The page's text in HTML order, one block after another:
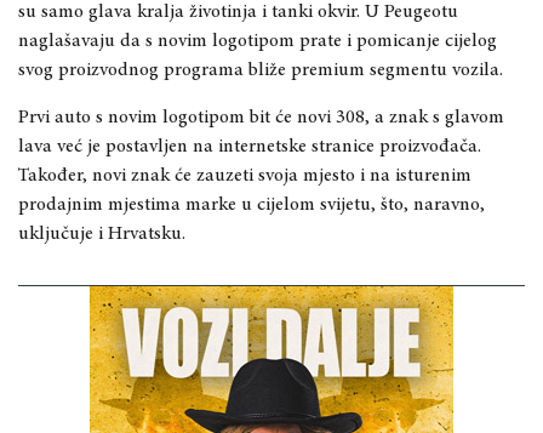
su samo glava kralja životinja i tanki okvir. U Peugeotu
naglašavaju da s novim logotipom prate i pomicanje cijelog
svog proizvodnog programa bliže premium segmentu vozila.
Prvi auto s novim logotipom bit će novi 308, a znak s glavom
lava već je postavljen na internetske stranice proizvođača.
Također, novi znak će zauzeti svoja mjesto i na isturenim
prodajnim mjestima marke u cijelom svijetu, što, naravno,
uključuje i Hrvatsku.